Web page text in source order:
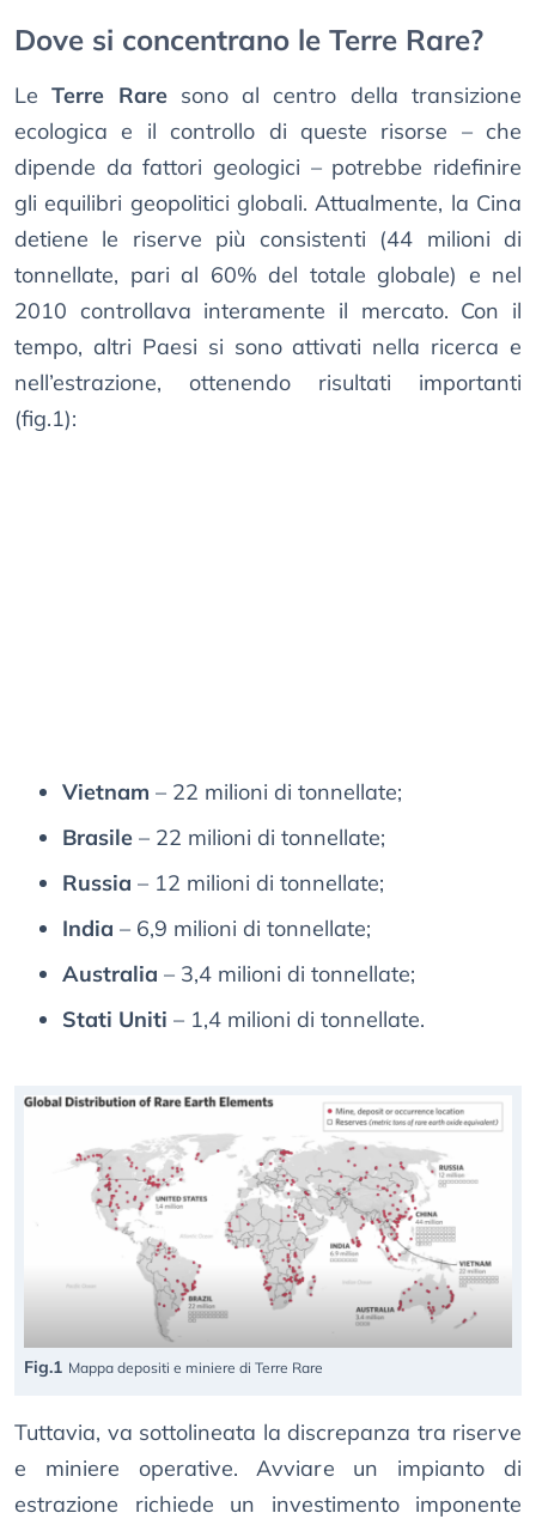
Dove si concentrano le Terre Rare?
LeTerre Raresono al centro della transizione
ecologica e il controllo di queste risorse – che
dipende da fattori geologici – potrebbe ridefinire
gli equilibri geopolitici globali. Attualmente, la Cina
detiene le riserve più consistenti (44 milioni di
tonnellate, pari al 60% del totale globale) e nel
2010 controllava interamente il mercato. Con il
tempo, altri Paesi si sono attivati nella ricerca e
nell’estrazione, ottenendo risultati importanti
(fig.1):
Vietnam – 22 milioni di tonnellate;
Brasile – 22 milioni di tonnellate;
Russia – 12 milioni di tonnellate;
India – 6,9 milioni di tonnellate;
Australia – 3,4 milioni di tonnellate;
Stati Uniti – 1,4 milioni di tonnellate.
Fig.1 Mappa depositi e miniere di Terre Rare
Tuttavia, va sottolineata la discrepanza tra riserve
e miniere operative. Avviare un impianto di
estrazione richiede un investimento imponente